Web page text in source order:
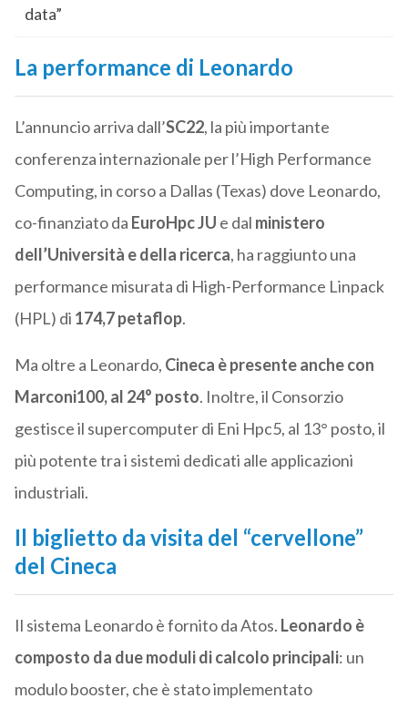
data”
La performance di Leonardo
L’annuncio arriva dall’SC22, la più importante
conferenza internazionale per l’High Performance
Computing, in corso a Dallas (Texas) dove Leonardo,
co-finanziato da EuroHpc JU e dal ministero
dell’Università e della ricerca, ha raggiunto una
performance misurata di High-Performance Linpack
(HPL) di 174,7 petaflop.
Ma oltre a Leonardo, Cineca è presente anche con
Marconi100, al 24° posto. Inoltre, il Consorzio
gestisce il supercomputer di Eni Hpc5, al 13° posto, il
più potente tra i sistemi dedicati alle applicazioni
industriali.
Il biglietto da visita del “cervellone”
del Cineca
Il sistema Leonardo è fornito da Atos. Leonardo è
composto da due moduli di calcolo principali: un
modulo booster, che è stato implementato